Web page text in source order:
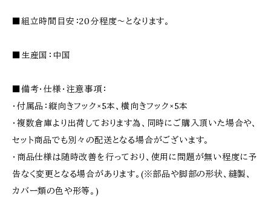
■組立時間目安：20分程度〜となります。
■生産国：中国
■備考・仕様・注意事項：
・付属品：縦向きフック×5本、横向きフック×5本
・複数倉庫より出荷しております為、同時にご購入頂いた場合や、
セット商品でも別々の配送となる場合がございます。
・商品仕様は随時改善を行っており、使用に問題が無い程度に予
告なく変更となる場合があります。(※部品や脚部の形状、縫製、
カバー類の色や形等。)